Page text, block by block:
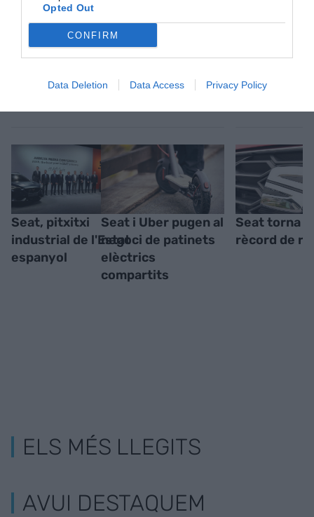
Opted Out
CONFIRM
Data Deletion Data Access Privacy Policy
RELACIONADES
Seat, pitxitxi
industrial de l'Estat
espanyol
Seat i Uber pugen al
negoci de patinets
elèctrics
compartits
Seat torna
rècord de
ELS MÉS LLEGITS
AVUI DESTAQUEM